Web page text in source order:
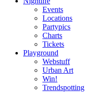
Events
Locations
Partypics
Charts
Tickets
Playground
Webstuff
Urban Art
Win!
Trendspotting